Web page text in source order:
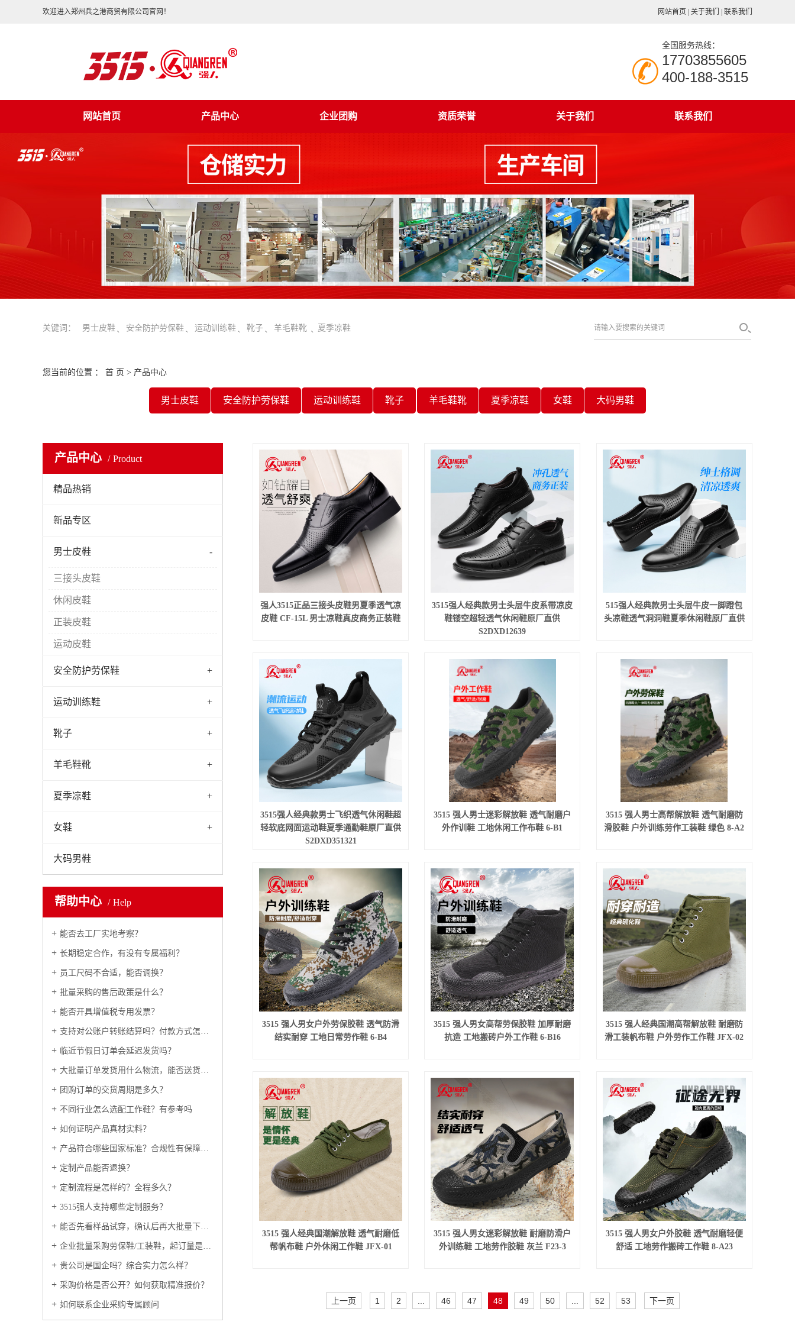
欢迎进入郑州兵之港商贸有限公司官网！ 网站首页 关于我们 联系我们
全国服务热线：
17703855605
400-188-3515
网站首页 产品中心 企业团购 资质荣誉 关于我们 联系我们
关键词： 男士皮鞋 安全防护劳保鞋 运动训练鞋 靴子 羊毛鞋靴 夏季凉鞋
您当前的位置 ： 首 页 > 产品中心
男士皮鞋 安全防护劳保鞋 运动训练鞋 靴子 羊毛鞋靴 夏季凉鞋 女鞋 大码男鞋
产品中心 Product
精品热销
新品专区
男士皮鞋 -
三接头皮鞋
休闲皮鞋
正装皮鞋
运动皮鞋
安全防护劳保鞋 +
运动训练鞋 +
靴子 +
羊毛鞋靴 +
夏季凉鞋 +
女鞋 +
大码男鞋
帮助中心 Help
能否去工厂实地考察？
长期稳定合作，有没有专属福利？
员工尺码不合适，能否调换？
批量采购的售后政策是什么？
能否开具增值税专用发票？
支持对公账户转账结算吗？付款方式怎么约定？
临近节假日订单会延迟发货吗？
大批量订单发货用什么物流，能否送货上门？
团购订单的交货周期是多久？
不同行业怎么选配工作鞋？有参考吗
如何证明产品真材实料？
产品符合哪些国家标准？合规性有保障吗？
定制产品能否退换？
定制流程是怎样的？全程多久？
3515强人支持哪些定制服务？
能否先看样品试穿，确认后再大批量下单？
企业批量采购劳保鞋/工装鞋，起订量是多少？
贵公司是国企吗？综合实力怎么样？
采购价格是否公开？如何获取精准报价？
如何联系企业采购专属顾问
强人3515正品三接头皮鞋男夏季透气凉
皮鞋 CF-15L 男士凉鞋真皮商务正装鞋
3515强人经典款男士头层牛皮系带凉皮
鞋镂空超轻透气休闲鞋原厂直供
S2DXD12639
515强人经典款男士头层牛皮一脚蹬包
头凉鞋透气洞洞鞋夏季休闲鞋原厂直供
3515强人经典款男士飞织透气休闲鞋超
轻软底网面运动鞋夏季通勤鞋原厂直供
S2DXD351321
3515 强人男士迷彩解放鞋 透气耐磨户
外作训鞋 工地休闲工作布鞋 6-B1
3515 强人男士高帮解放鞋 透气耐磨防
滑胶鞋 户外训练劳作工装鞋 绿色 8-A2
3515 强人男女户外劳保胶鞋 透气防滑
结实耐穿 工地日常劳作鞋 6-B4
3515 强人男女高帮劳保胶鞋 加厚耐磨
抗造 工地搬砖户外工作鞋 6-B16
3515 强人经典国潮高帮解放鞋 耐磨防
滑工装帆布鞋 户外劳作工作鞋 JFX-02
3515 强人经典国潮解放鞋 透气耐磨低
帮帆布鞋 户外休闲工作鞋 JFX-01
3515 强人男女迷彩解放鞋 耐磨防滑户
外训练鞋 工地劳作胶鞋 灰兰 F23-3
3515 强人男女户外胶鞋 透气耐磨轻便
舒适 工地劳作搬砖工作鞋 8-A23
上一页 1 2 46 47 48 49 50 52 53 下一页